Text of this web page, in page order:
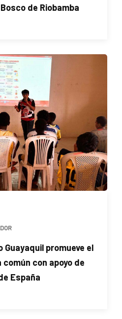
de Riobamba
Guayaquil promueve el
con apoyo de
España